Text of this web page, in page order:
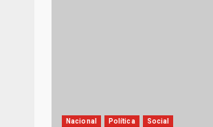
Nacional Política Social